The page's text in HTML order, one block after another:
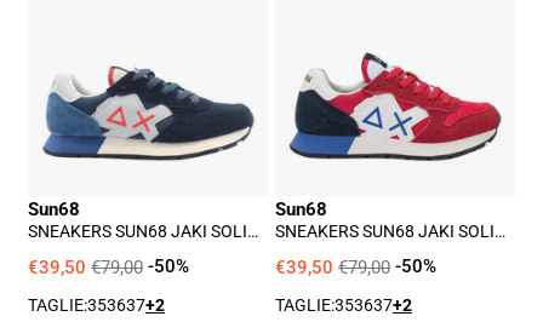
Ragazzo
-
Blu
Sun68
SNEAKERS SUN68 JAKI SOLID
€39,50 €79,00 -50%
TAGLIE:353637+2
Solid
Ragazzo
-
Rosso
Sun68
SNEAKERS SUN68 JAKI SOLID
€39,50 €79,00 -50%
TAGLIE:353637+2